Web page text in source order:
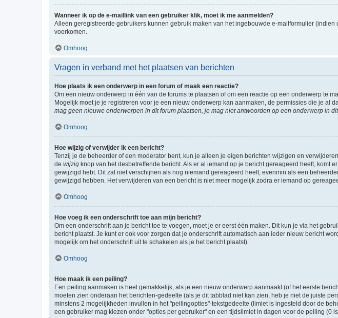
Wanneer ik op de e-maillink van een gebruiker klik, moet ik me aanmelden?
Alleen geregistreerde gebruikers kunnen gebruik maken van het ingebouwde e-mailformulier
voorkomen.
Omhoog
Vragen in verband met het plaatsen van berichten
Hoe plaats ik een onderwerp in een forum of maak een reactie?
Om een nieuw onderwerp in één van de forums te plaatsen of om een reactie op een onderwerp te
Mogelijk moet je je registreren voor je een nieuw onderwerp kan aanmaken, de permissies die je al
mag geen nieuwe onderwerpen in dit forum plaatsen, je mag niet antwoorden op een onderwerp in dit
Omhoog
Hoe wijzig of verwijder ik een bericht?
Tenzij je de beheerder of een moderator bent, kun je alleen je eigen berichten wijzigen en
de wijzig knop van het desbetreffende bericht. Als er al iemand op je bericht gereageerd heeft, komt
gewijzigd hebt. Dit zal niet verschijnen als nog niemand gereageerd heeft, evenmin als een
gewijzigd hebben. Het verwijderen van een bericht is niet meer mogelijk zodra er iemand op
Omhoog
Hoe voeg ik een onderschrift toe aan mijn bericht?
Om een onderschrift aan je bericht toe te voegen, moet je er eerst één maken. Dit kun je via het
bericht plaatst. Je kunt er ook voor zorgen dat je onderschrift automatisch aan ieder nieuw bericht
mogelijk om het onderschrift uit te schakelen als je het bericht plaatst).
Omhoog
Hoe maak ik een peiling?
Een peiling aanmaken is heel gemakkelijk, als je een nieuw onderwerp aanmaakt (of het eerste
moeten zien onderaan het berichten-gedeelte (als je dit tabblad niet kan zien, heb je niet de juiste
minstens 2 mogelijkheden invullen in het "peilingopties"-tekstgedeelte (limiet is ingesteld door de
een gebruiker mag kiezen onder "opties per gebruiker" en een tijdslimiet in dagen voor de peiling (0